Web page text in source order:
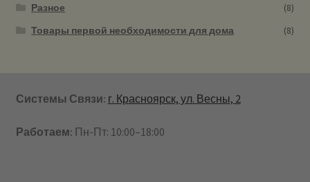
Разное
(8)
Товары первой необходимости для дома
(8)
Системы Связи: г. Красноярск, ул. Весны, 2
Работаем: Пн-Пт: 10:00–18:00